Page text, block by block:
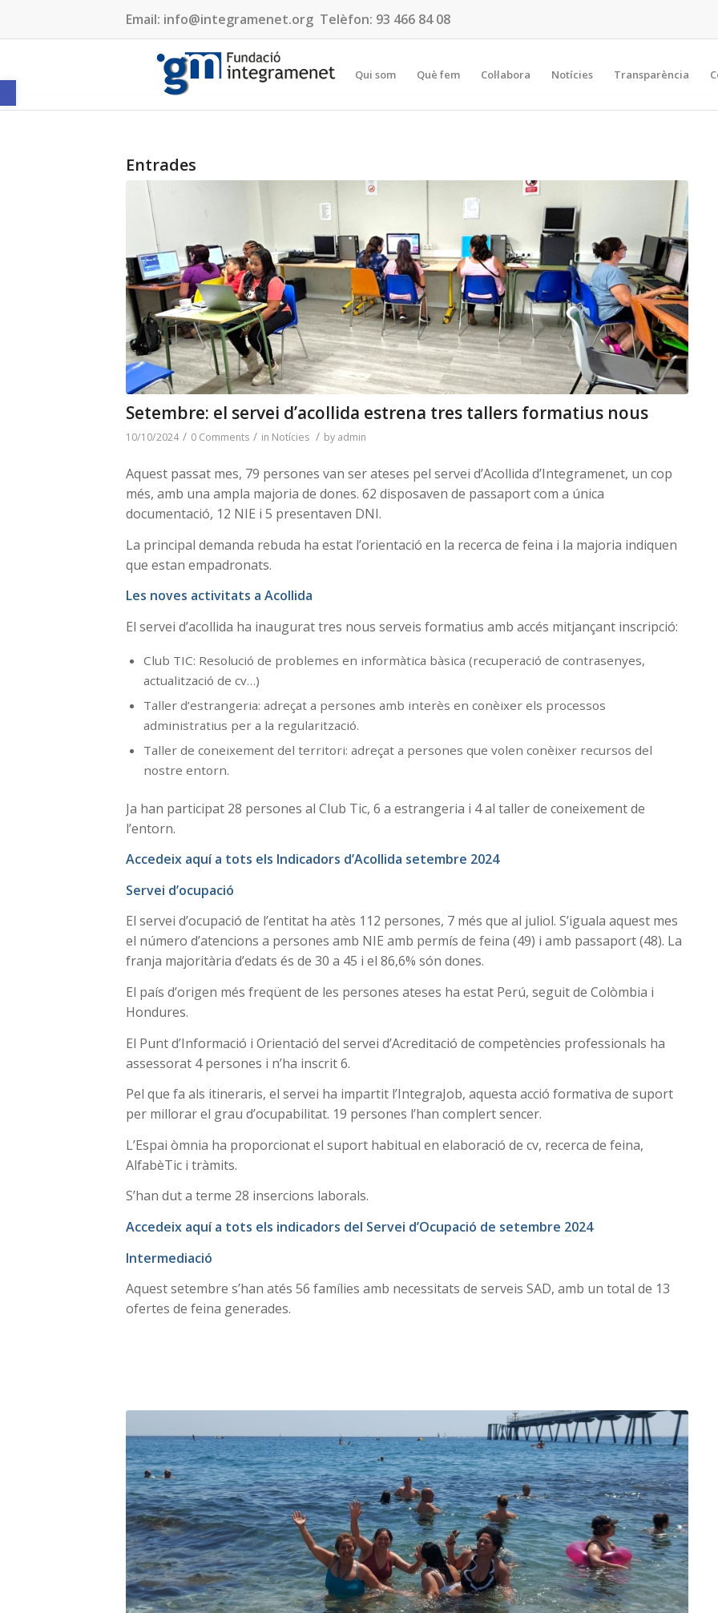
Obre la barra d'eines
Email: info@integramenet.org Telèfon: 93 466 84 08
Qui som Què fem Col·labora Notícies Transparència
Entrades
Setembre: el servei d’acollida estrena tres tallers formatius nous
10/10/2024 / 0 Comments / in Notícies / by admin
Aquest passat mes, 79 persones van ser ateses pel servei d’Acollida d’Integramenet, un cop
més, amb una ampla majoria de dones. 62 disposaven de passaport com a única
documentació, 12 NIE i 5 presentaven DNI.
La principal demanda rebuda ha estat l’orientació en la recerca de feina i la majoria indiquen
que estan empadronats.
Les noves activitats a Acollida
El servei d’acollida ha inaugurat tres nous serveis formatius amb accés mitjançant inscripció:
Club TIC: Resolució de problemes en informàtica bàsica (recuperació de contrasenyes,
actualització de cv…)
Taller d’estrangeria: adreçat a persones amb interès en conèixer els processos
administratius per a la regularització.
Taller de coneixement del territori: adreçat a persones que volen conèixer recursos del
nostre entorn.
Ja han participat 28 persones al Club Tic, 6 a estrangeria i 4 al taller de coneixement de
l’entorn.
Accedeix aquí a tots els Indicadors d’Acollida setembre 2024
Servei d’ocupació
El servei d’ocupació de l’entitat ha atès 112 persones, 7 més que al juliol. S’iguala aquest mes
el número d’atencions a persones amb NIE amb permís de feina (49) i amb passaport (48). La
franja majoritària d’edats és de 30 a 45 i el 86,6% són dones.
El país d’origen més freqüent de les persones ateses ha estat Perú, seguit de Colòmbia i
Hondures.
El Punt d’Informació i Orientació del servei d’Acreditació de competències professionals ha
assessorat 4 persones i n’ha inscrit 6.
Pel que fa als itineraris, el servei ha impartit l’IntegraJob, aquesta acció formativa de suport
per millorar el grau d’ocupabilitat. 19 persones l’han complert sencer.
L’Espai òmnia ha proporcionat el suport habitual en elaboració de cv, recerca de feina,
AlfabèTic i tràmits.
S’han dut a terme 28 insercions laborals.
Accedeix aquí a tots els indicadors del Servei d’Ocupació de setembre 2024
Intermediació
Aquest setembre s’han atés 56 famílies amb necessitats de serveis SAD, amb un total de 13
ofertes de feina generades.